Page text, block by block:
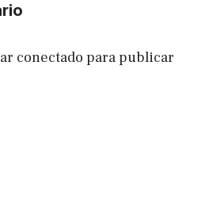
conectado para publicar